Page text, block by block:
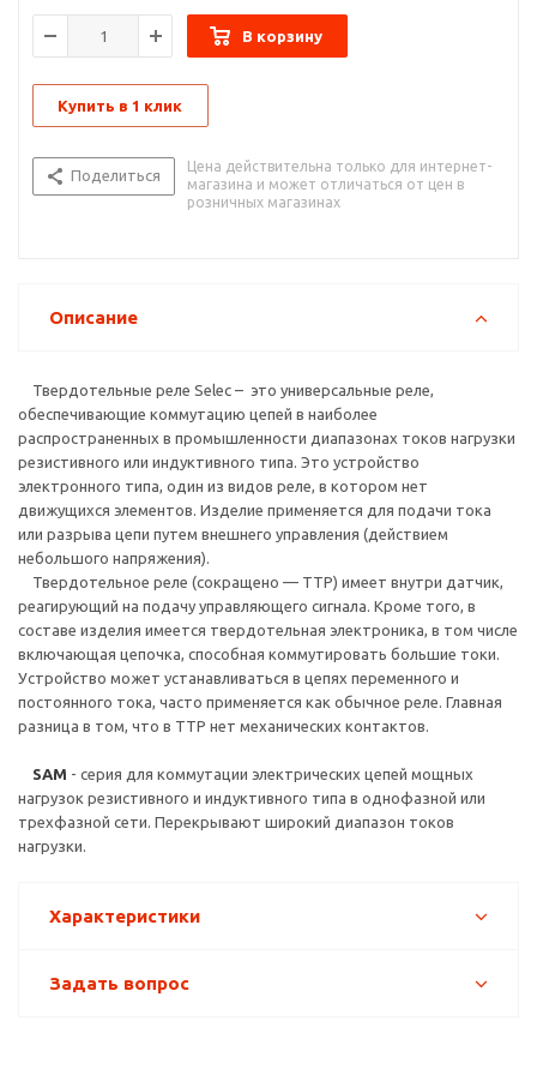
Твердотельное реле (сокращено — ТТР) имеет внутри
датчик, реагирующий на подачу управляющего сигнала.
электроника, в том числе включающая цепочка, способная
коммутировать большие токи. Устройство может
часто применяется как обычное реле. Главная разница в том,
что в ТТР нет механических контактов.
В корзину
Купить в 1 клик
Поделиться
Цена действительна только для интернет-
магазина и может отличаться от цен в
розничных магазинах
Описание
Твердотельные реле Selec – это универсальные реле,
обеспечивающие коммутацию цепей в наиболее
распространенных в промышленности диапазонах токов нагрузки
резистивного или индуктивного типа. Это устройство
электронного типа, один из видов реле, в котором нет
движущихся элементов. Изделие применяется для подачи тока
или разрыва цепи путем внешнего управления (действием
небольшого напряжения).
Твердотельное реле (сокращено — ТТР) имеет внутри датчик,
реагирующий на подачу управляющего сигнала. Кроме того, в
составе изделия имеется твердотельная электроника, в том числе
включающая цепочка, способная коммутировать большие токи.
Устройство может устанавливаться в цепях переменного и
постоянного тока, часто применяется как обычное реле. Главная
разница в том, что в ТТР нет механических контактов.
SAM - серия для коммутации электрических цепей мощных
нагрузок резистивного и индуктивного типа в однофазной или
трехфазной сети. Перекрывают широкий диапазон токов
нагрузки.
Характеристики
Задать вопрос